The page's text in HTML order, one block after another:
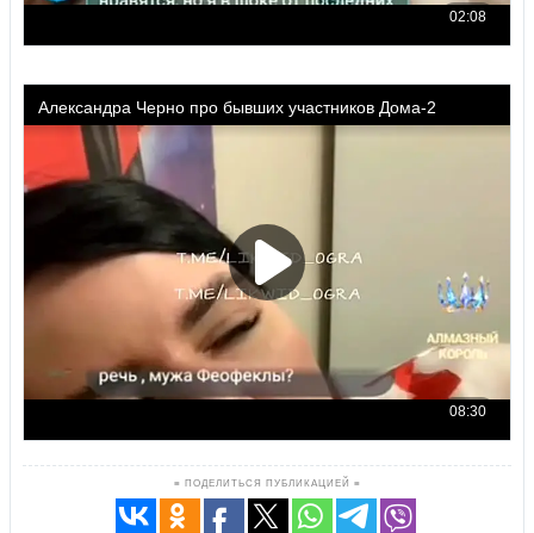
≡ ПОДЕЛИТЬСЯ ПУБЛИКАЦИЕЙ ≡